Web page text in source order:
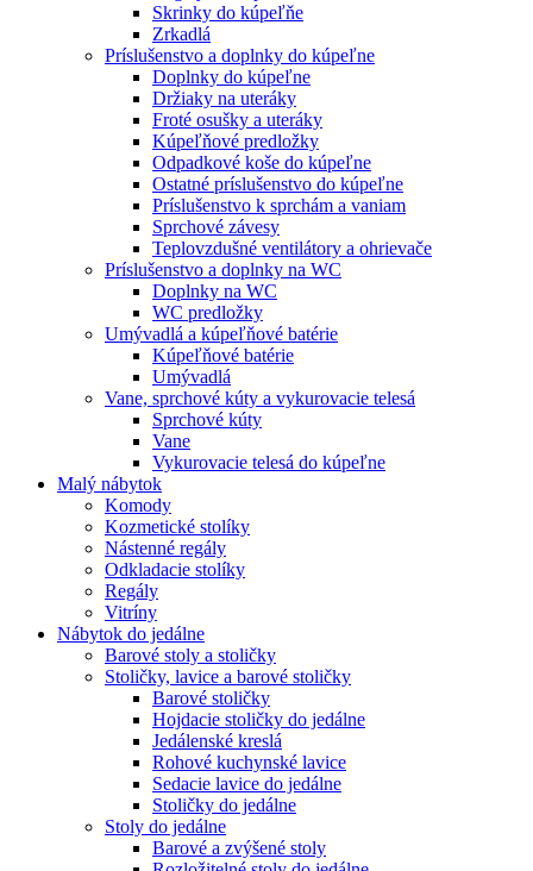
Skrinky do kúpeľňe
Zrkadlá
Príslušenstvo a doplnky do kúpeľne
Doplnky do kúpeľne
Držiaky na uteráky
Froté osušky a uteráky
Kúpeľňové predložky
Odpadkové koše do kúpeľne
Ostatné príslušenstvo do kúpeľne
Príslušenstvo k sprchám a vaniam
Sprchové závesy
Teplovzdušné ventilátory a ohrievače
Príslušenstvo a doplnky na WC
Doplnky na WC
WC predložky
Umývadlá a kúpeľňové batérie
Kúpeľňové batérie
Umývadlá
Vane, sprchové kúty a vykurovacie telesá
Sprchové kúty
Vane
Vykurovacie telesá do kúpeľne
Malý nábytok
Komody
Kozmetické stolíky
Nástenné regály
Odkladacie stolíky
Regály
Vitríny
Nábytok do jedálne
Barové stoly a stoličky
Stoličky, lavice a barové stoličky
Barové stoličky
Hojdacie stoličky do jedálne
Jedálenské kreslá
Rohové kuchynské lavice
Sedacie lavice do jedálne
Stoličky do jedálne
Stoly do jedálne
Barové a zvýšené stoly